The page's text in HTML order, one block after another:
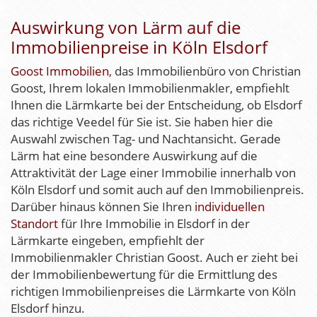
Auswirkung von Lärm auf die
Immobilienpreise in Köln Elsdorf
Goost Immobilien, das Immobilienbüro von Christian
Goost, Ihrem lokalen Immobilienmakler, empfiehlt
Ihnen die Lärmkarte bei der Entscheidung, ob Elsdorf
das richtige Veedel für Sie ist. Sie haben hier die
Auswahl zwischen Tag- und Nachtansicht. Gerade
Lärm hat eine besondere Auswirkung auf die
Attraktivität der Lage einer Immobilie innerhalb von
Köln Elsdorf und somit auch auf den Immobilienpreis.
Darüber hinaus können Sie Ihren individuellen
Standortfür Ihre Immobilie in Elsdorf in der
Lärmkarte eingeben, empfiehlt der
Immobilienmakler Christian Goost. Auch er zieht bei
der Immobilienbewertung für die Ermittlung des
richtigen Immobilienpreises die Lärmkarte von Köln
Elsdorf hinzu.